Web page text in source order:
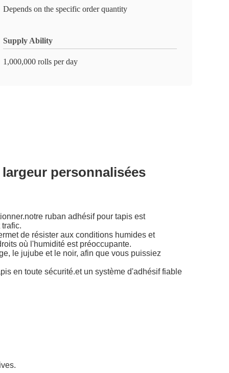
Depends on the specific order quantity
Supply Ability
1,000,000 rolls per day
personnalisées
ruban adhésif pour tapis est
de résister aux conditions humides et
où l'humidité est préoccupante.
le jujube et le noir, afin que vous puissiez
en toute sécurité.et un système d'adhésif fiable